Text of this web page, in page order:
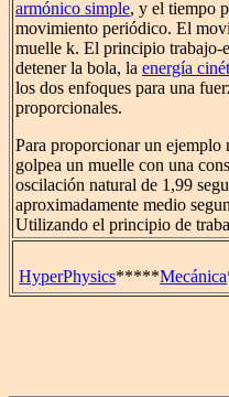
armónico simple, y el tiempo
movimiento periódico. El
muelle k. El principio trabajo-
detener la bola, la energía
los dos enfoques para una
proporcionales.
Para proporcionar un ejemplo
golpea un muelle con una
oscilación natural de 1,99
aproximadamente medio
Utilizando el principio de
HyperPhysics*****Mecánica